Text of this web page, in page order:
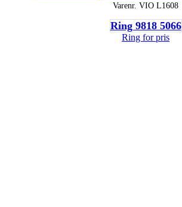
Varenr. VIO L1608
Ring 9818 5066
Ring for pris